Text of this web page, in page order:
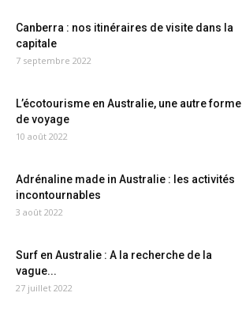
Canberra : nos itinéraires de visite dans la
capitale
7 septembre 2022
L’écotourisme en Australie, une autre forme
de voyage
10 août 2022
Adrénaline made in Australie : les activités
incontournables
3 août 2022
Surf en Australie : A la recherche de la
vague...
27 juillet 2022